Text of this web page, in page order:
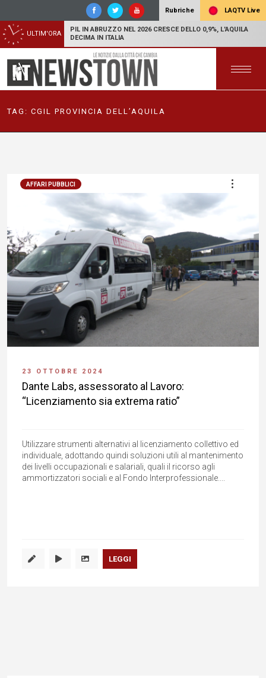
Rubriche LAQTV Live
ULTIM'ORA
PIL IN ABRUZZO NEL 2026 CRESCE DELLO 0,9%, L'AQUILA
DECIMA IN ITALIA
TAG: CGIL PROVINCIA DELL’AQUILA
AFFARI PUBBLICI
23 OTTOBRE 2024
Dante Labs, assessorato al Lavoro:
“Licenziamento sia extrema ratio”
Utilizzare strumenti alternativi al licenziamento collettivo ed
individuale, adottando quindi soluzioni utili al mantenimento
dei livelli occupazionali e salariali, quali il ricorso agli
ammortizzatori sociali e al Fondo Interprofessionale....
LEGGI